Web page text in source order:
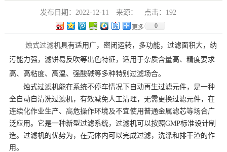
发布日期：2022-12-11 来源： 点击： 192
更多 0
烛式过滤机具有适用广，密闭运转，多功能，过滤面积大，纳
污能力强，滤饼易反吹等出色特征，适用于杂质含量高、精度要求
高、高粘度、高温、强酸碱等多种特别过滤场合。
烛式过滤机能在系统不停车情况下自动再生过滤元件，是一种
全自动自清洗过滤机，有效减免人工清理，无需更换过滤元件，在
连续化作业生产、高危操作环境及不宜使用普通金属滤芯等场合广
泛应用。它是一种新型过滤系统，过滤机可以按照GMP标准设计制
造。过滤机的优势为，在壳体内可以完成过滤，洗涤和排干渣的作
用。